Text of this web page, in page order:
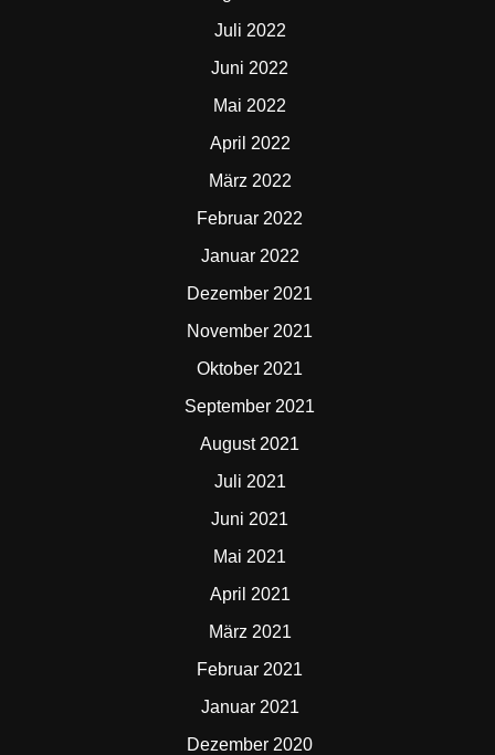
Juli 2022
Juni 2022
Mai 2022
April 2022
März 2022
Februar 2022
Januar 2022
Dezember 2021
November 2021
Oktober 2021
September 2021
August 2021
Juli 2021
Juni 2021
Mai 2021
April 2021
März 2021
Februar 2021
Januar 2021
Dezember 2020